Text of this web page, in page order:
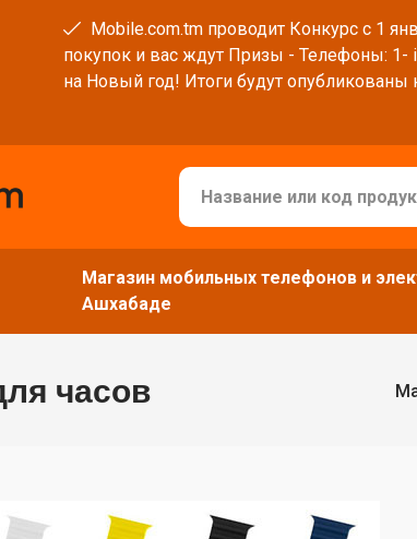
Mobile.com.tm проводит Конкурс с 1
покупок и вас ждут Призы - Телефоны: 1-
на Новый год! Итоги будут опубликованы
Магазин мобильных телефонов и
Ашхабаде
часов